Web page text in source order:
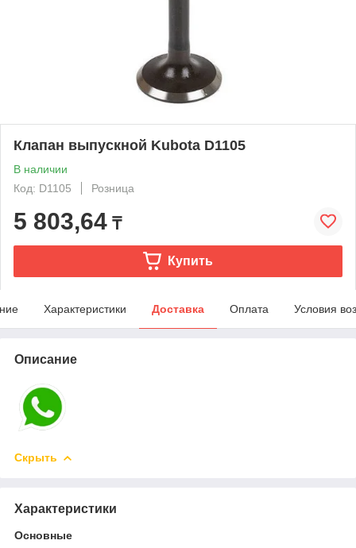
Клапан выпускной Kubota D1105
В наличии
Код: D1105
Розница
5 803,64 ₸
Купить
Характеристики Доставка Оплата Условия
Описание
Скрыть
Характеристики
Основные